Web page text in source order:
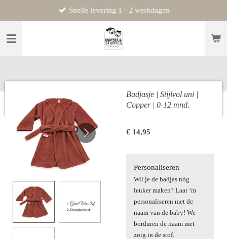
direct
naar
Snelle levering 1 - 2 werkdagen
Badjasje | Stijlvol uni |
Copper | 0-12 mnd.
€ 14,95
Personaliseren
Wil je de badjas nóg
leuker maken? Laat ‘m
personaliseren met de
naam van de baby! We
borduren de naam met
zorg in de stof.